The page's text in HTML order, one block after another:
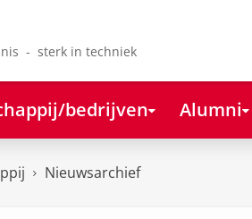
- sterk in techniek
bedrijven Alumni
Nieuwsarchief